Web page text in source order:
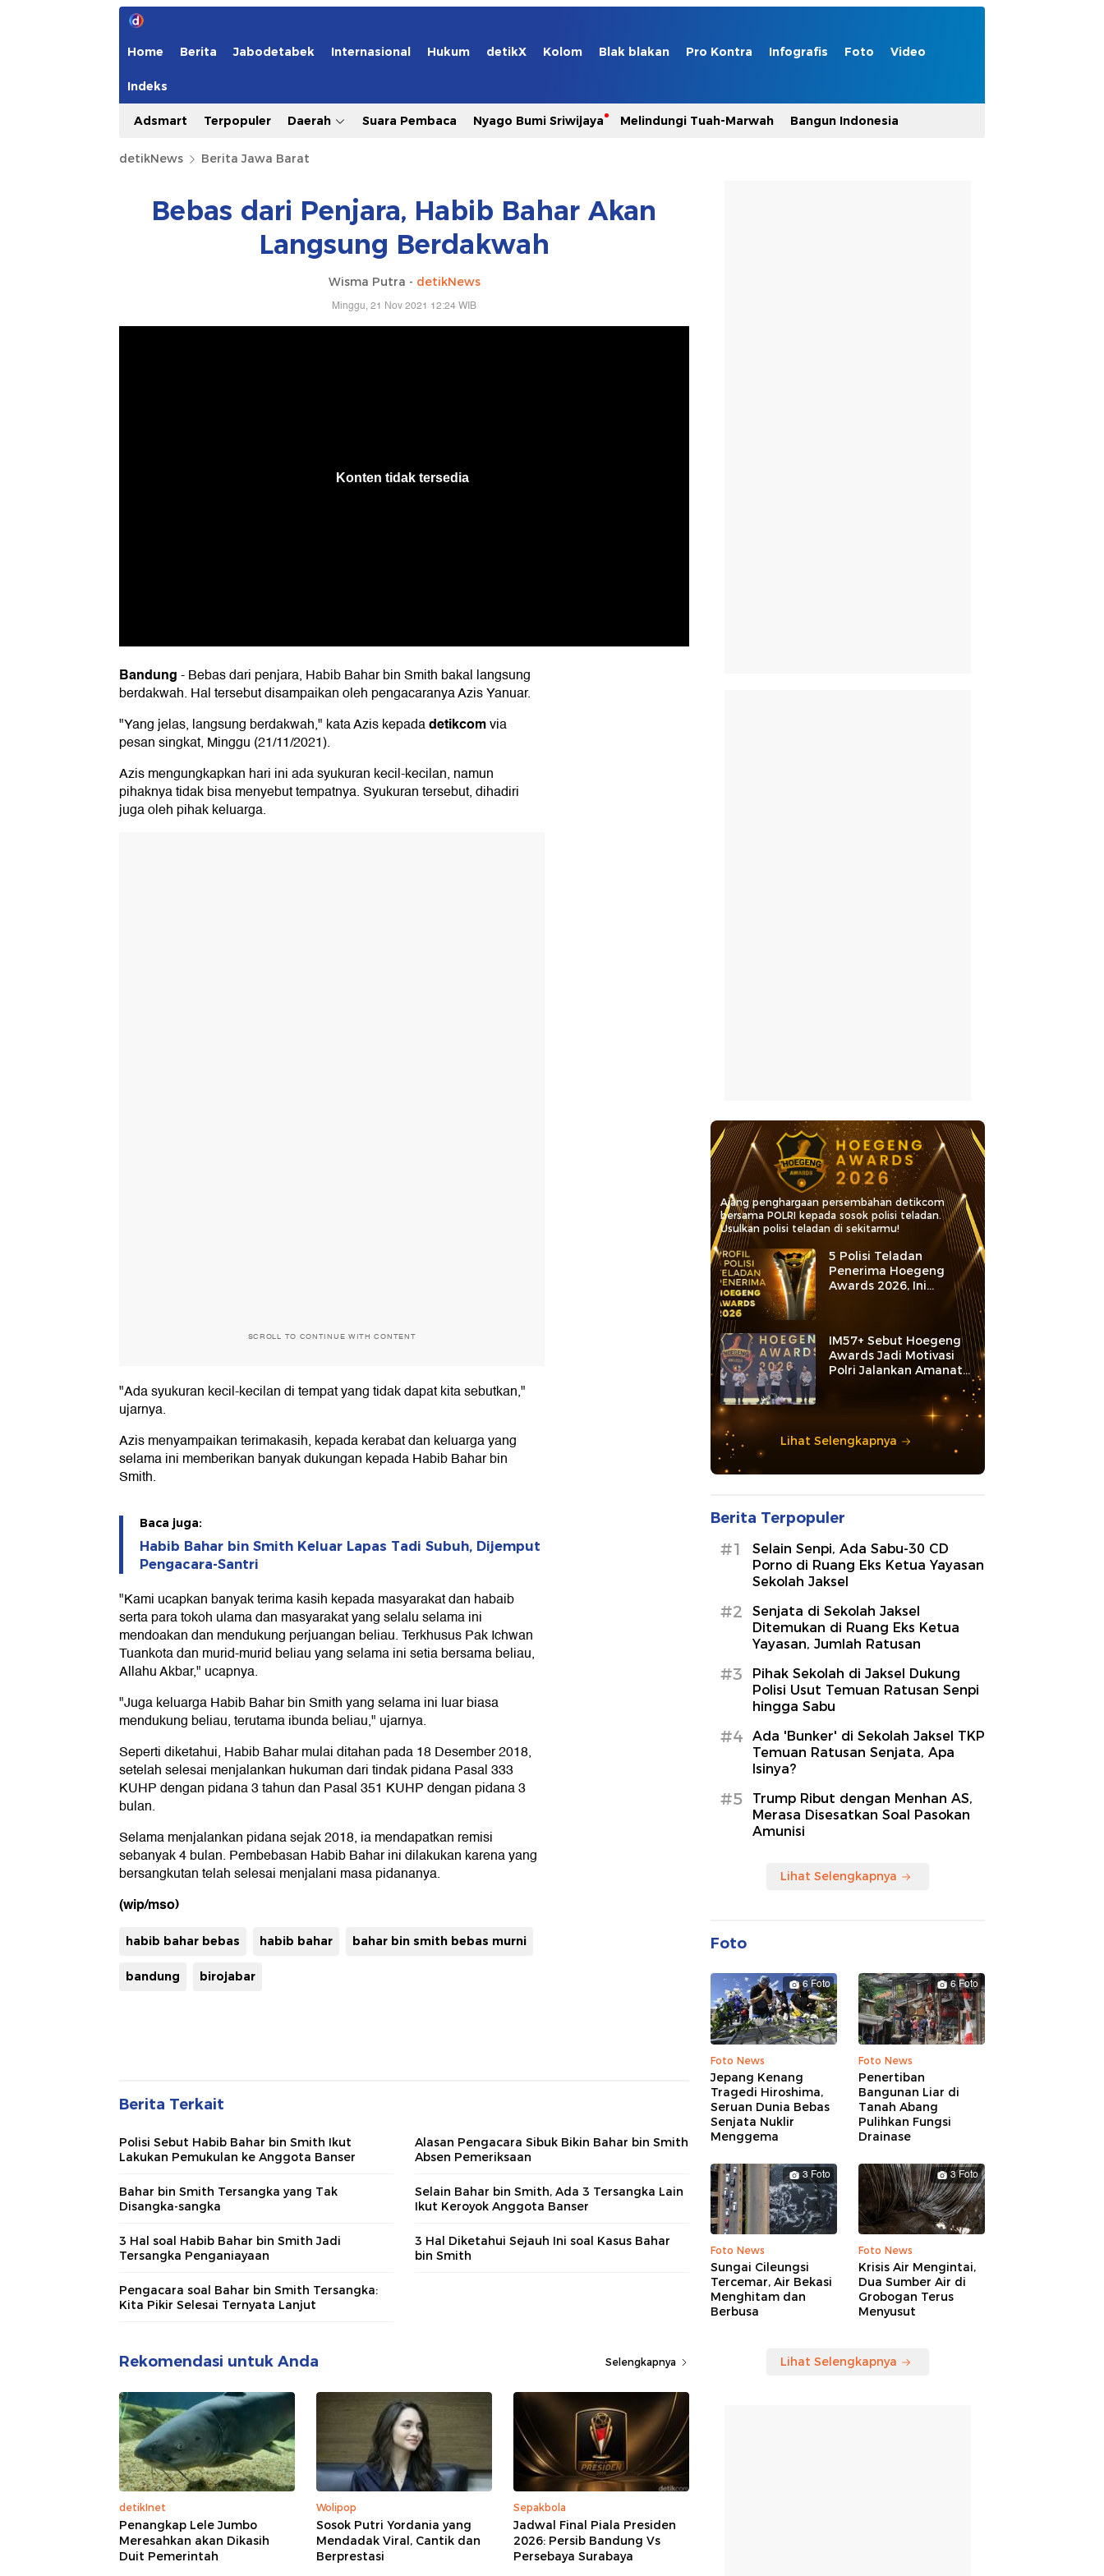
Home Berita Jabodetabek Internasional Hukum detikX Kolom Blak blakan Pro Kontra Infografis Foto Video
Indeks
Adsmart Terpopuler Daerah Suara Pembaca Nyago Bumi Sriwijaya Melindungi Tuah-Marwah Bangun Indonesia
detikNews Berita Jawa Barat
Bebas dari Penjara, Habib Bahar Akan
Langsung Berdakwah
Wisma Putra - detikNews
Minggu, 21 Nov 2021 12:24 WIB
Bandung-Bebas dari penjara, Habib Bahar bin Smith bakal langsung
berdakwah. Hal tersebut disampaikan oleh pengacaranya Azis Yanuar.
"Yang jelas, langsung berdakwah," kata Azis kepadadetikcomvia
pesan singkat, Minggu (21/11/2021).
Azis mengungkapkan hari ini ada syukuran kecil-kecilan, namun
pihaknya tidak bisa menyebut tempatnya. Syukuran tersebut, dihadiri
juga oleh pihak keluarga.
SCROLL TO CONTINUE WITH CONTENT
"Ada syukuran kecil-kecilan di tempat yang tidak dapat kita sebutkan,"
ujarnya.
Azis menyampaikan terimakasih, kepada kerabat dan keluarga yang
selama ini memberikan banyak dukungan kepada Habib Bahar bin
Smith.
Baca juga:
Habib Bahar bin Smith Keluar Lapas Tadi Subuh, Dijemput
Pengacara-Santri
"Kami ucapkan banyak terima kasih kepada masyarakat dan habaib
serta para tokoh ulama dan masyarakat yang selalu selama ini
mendoakan dan mendukung perjuangan beliau. Terkhusus Pak Ichwan
Tuankota dan murid-murid beliau yang selama ini setia bersama beliau,
Allahu Akbar," ucapnya.
"Juga keluarga Habib Bahar bin Smith yang selama ini luar biasa
mendukung beliau, terutama ibunda beliau," ujarnya.
Seperti diketahui, Habib Bahar mulai ditahan pada 18 Desember 2018,
setelah selesai menjalankan hukuman dari tindak pidana Pasal 333
KUHP dengan pidana 3 tahun dan Pasal 351 KUHP dengan pidana 3
bulan.
Selama menjalankan pidana sejak 2018, ia mendapatkan remisi
sebanyak 4 bulan. Pembebasan Habib Bahar ini dilakukan karena yang
bersangkutan telah selesai menjalani masa pidananya.
(wip/mso)
habib bahar bebas habib bahar bahar bin smith bebas murni
bandung birojabar
Berita Terkait
Polisi Sebut Habib Bahar bin Smith Ikut
Lakukan Pemukulan ke Anggota Banser
Alasan Pengacara Sibuk Bikin Bahar bin Smith
Absen Pemeriksaan
Bahar bin Smith Tersangka yang Tak
Disangka-sangka
Selain Bahar bin Smith, Ada 3 Tersangka Lain
Ikut Keroyok Anggota Banser
3 Hal soal Habib Bahar bin Smith Jadi
Tersangka Penganiayaan
3 Hal Diketahui Sejauh Ini soal Kasus Bahar
bin Smith
Pengacara soal Bahar bin Smith Tersangka:
Kita Pikir Selesai Ternyata Lanjut
Rekomendasi untuk Anda Selengkapnya
detikInet
Penangkap Lele Jumbo
Meresahkan akan Dikasih
Duit Pemerintah
Wolipop
Sosok Putri Yordania yang
Mendadak Viral, Cantik dan
Berprestasi
Sepakbola
Jadwal Final Piala Presiden
2026: Persib Bandung Vs
Persebaya Surabaya
Ajang penghargaan persembahan detikcom
bersama POLRI kepada sosok polisi teladan.
Usulkan polisi teladan di sekitarmu!
5 Polisi Teladan
Penerima Hoegeng
Awards 2026, Ini
Kategori dan Kiprahnya
IM57+ Sebut Hoegeng
Awards Jadi Motivasi
Polri Jalankan Amanat
Lihat Selengkapnya
Berita Terpopuler
#1
Selain Senpi, Ada Sabu-30 CD
Porno di Ruang Eks Ketua Yayasan
Sekolah Jaksel
#2
Senjata di Sekolah Jaksel
Ditemukan di Ruang Eks Ketua
Yayasan, Jumlah Ratusan
#3
Pihak Sekolah di Jaksel Dukung
Polisi Usut Temuan Ratusan Senpi
hingga Sabu
#4
Ada 'Bunker' di Sekolah Jaksel TKP
Temuan Ratusan Senjata, Apa
Isinya?
#5
Trump Ribut dengan Menhan AS,
Merasa Disesatkan Soal Pasokan
Amunisi
Lihat Selengkapnya
Foto
6 Foto
Foto News
Jepang Kenang
Tragedi Hiroshima,
Seruan Dunia Bebas
Senjata Nuklir
Menggema
6 Foto
Foto News
Penertiban
Bangunan Liar di
Tanah Abang
Pulihkan Fungsi
Drainase
3 Foto
Foto News
Sungai Cileungsi
Tercemar, Air Bekasi
Menghitam dan
Berbusa
3 Foto
Foto News
Krisis Air Mengintai,
Dua Sumber Air di
Grobogan Terus
Menyusut
Lihat Selengkapnya